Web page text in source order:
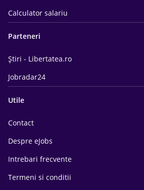
Calculator salariu
Parteneri
Știri - Libertatea.ro
Jobradar24
Utile
Contact
Despre eJobs
Intrebari frecvente
Termeni si conditii